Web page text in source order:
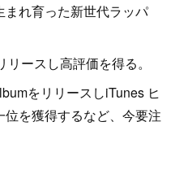
れ育った新世代ラッパ
ースし高評価を得る。
をリリースしiTunes ヒ
を獲得するなど、今要注